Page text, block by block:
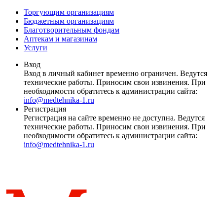
Торгующим организациям
Бюджетным организациям
Благотворительным фондам
Аптекам и магазинам
Услуги
Вход
Вход в личный кабинет временно ограничен. Ведутся
технические работы. Приносим свои извинения. При
необходимости обратитесь к администрации сайта:
info@medtehnika-1.ru
Регистрация
Регистрация на сайте временно не доступна. Ведутся
технические работы. Приносим свои извинения. При
необходимости обратитесь к администрации сайта:
info@medtehnika-1.ru